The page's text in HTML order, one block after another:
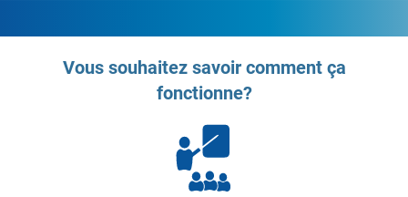
Vous souhaitez savoir comment ça
fonctionne?